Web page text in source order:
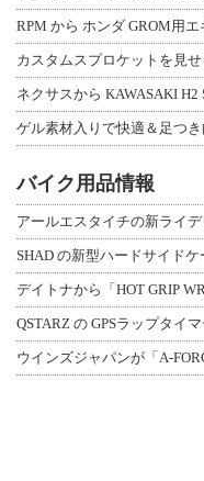
ネクサスから KAWASAKI
バイク用品情報
SHAD の新型ハードサイド
デイトナから「HOT GRIP
QSTARZ の GPSラップタイ
ウインズジャパンが「A-